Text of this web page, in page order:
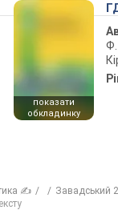
показати
обкладинку
Ф.
✍ Завадський